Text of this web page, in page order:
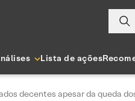
Lista de ações
decentes apesar da queda